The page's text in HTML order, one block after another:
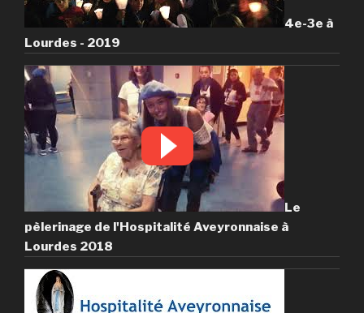
4e-3e à
Lourdes - 2019
Le
pèlerinage de l'Hospitalité Aveyronnaise à
Lourdes 2018